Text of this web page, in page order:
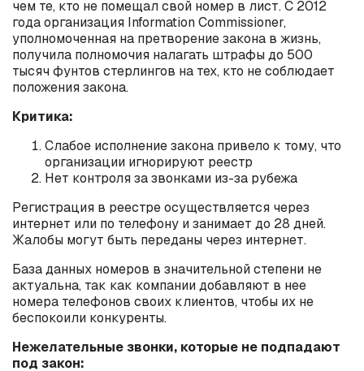
чем те, кто не помещал свой номер в лист. С 2012
года организация Information Commissioner,
уполномоченная на претворение закона в жизнь,
получила полномочия налагать штрафы до 500
тысяч фунтов стерлингов на тех, кто не соблюдает
положения закона.
Критика:
Слабое исполнение закона привело к тому, что
организации игнорируют реестр
Нет контроля за звонками из-за рубежа
Регистрация в реестре осуществляется через
интернет или по телефону и занимает до 28 дней.
Жалобы могут быть переданы через интернет.
База данных номеров в значительной степени не
актуальна, так как компании добавляют в нее
номера телефонов своих клиентов, чтобы их не
беспокоили конкуренты.
Нежелательные звонки, которые не подпадают
под закон: